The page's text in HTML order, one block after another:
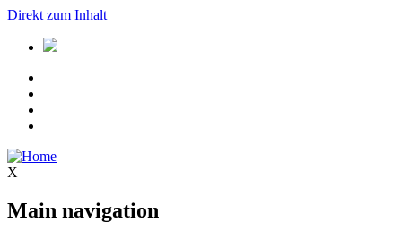
Direkt zum Inhalt
X
Main navigation